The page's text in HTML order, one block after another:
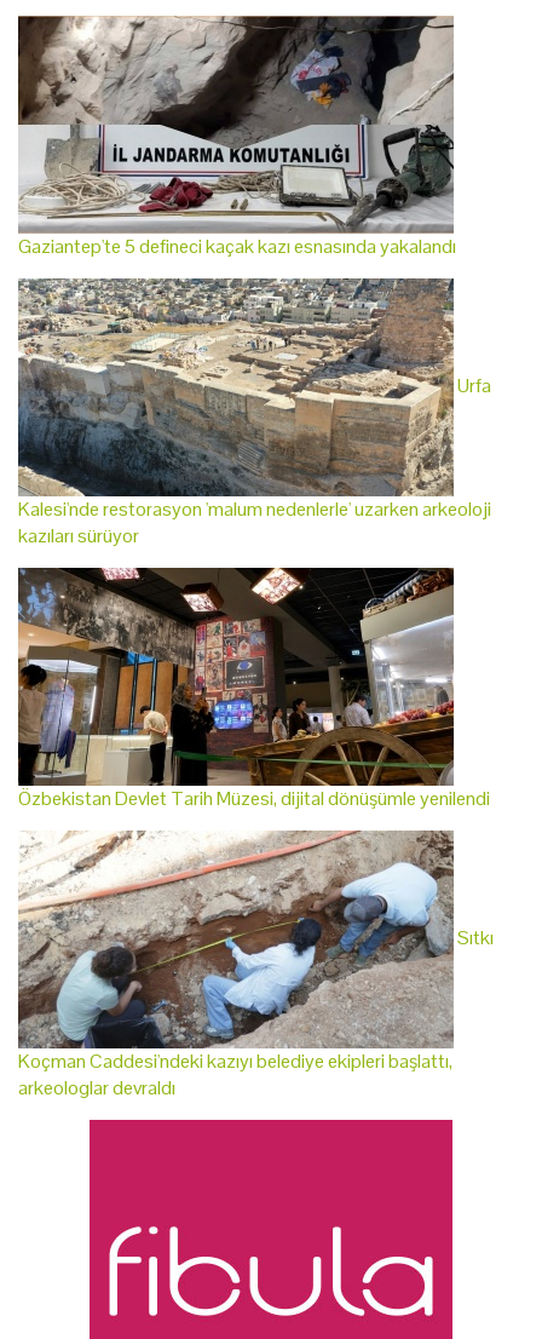
Gaziantep'te 5 defineci kaçak kazı esnasında yakalandı
Urfa
Kalesi'nde restorasyon 'malum nedenlerle' uzarken arkeoloji
kazıları sürüyor
Özbekistan Devlet Tarih Müzesi, dijital dönüşümle yenilendi
Sıtkı
Koçman Caddesi'ndeki kazıyı belediye ekipleri başlattı,
arkeologlar devraldı